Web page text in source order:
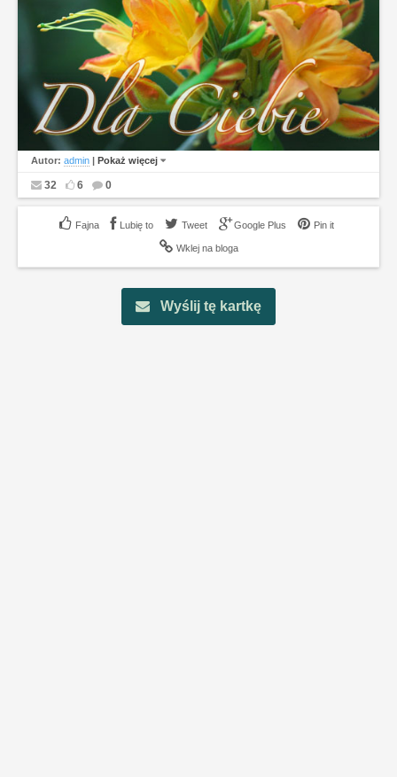
Autor: admin | Pokaż więcej
32 6 0
Lubię to Tweet Google Plus Pin it
Wklej na bloga
Wyślij tę kartkę